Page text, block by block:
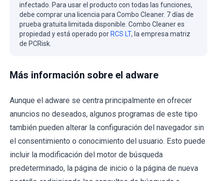
infectado. Para usar el producto con todas las funciones,
debe comprar una licencia para Combo Cleaner. 7 días de
prueba gratuita limitada disponible. Combo Cleaner es
propiedad y está operado por RCS LT, la empresa matriz
de PCRisk.
Más información sobre el adware
Aunque el adware se centra principalmente en ofrecer
anuncios no deseados, algunos programas de este tipo
también pueden alterar la configuración del navegador sin
el consentimiento o conocimiento del usuario. Esto puede
incluir la modificación del motor de búsqueda
predeterminado, la página de inicio o la página de nueva